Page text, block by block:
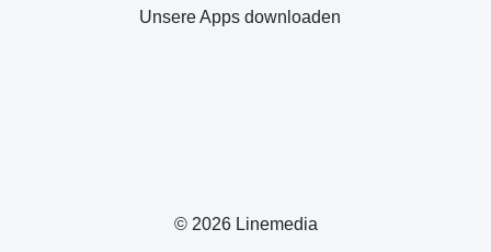
© 2026 Linemedia
Unsere Apps downloaden